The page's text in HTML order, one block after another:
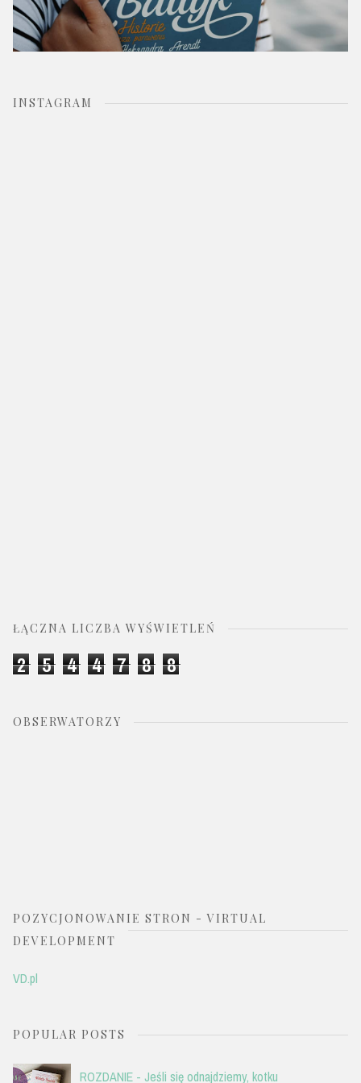
INSTAGRAM
ŁĄCZNA LICZBA WYŚWIETLEŃ
2 5 4 4 7 8 8
OBSERWATORZY
POZYCJONOWANIE STRON - VIRTUAL
DEVELOPMENT
VD.pl
POPULAR POSTS
ROZDANIE - Jeśli się odnajdziemy, kotku